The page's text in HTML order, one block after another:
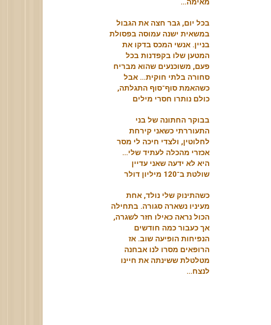
מאימה…
בכל יום, גבר חצה את הגבול
במשאית ישנה עמוסה בפסולת
בניין. אנשי המכס בדקו את
המטען שלו בקפדנות בכל
פעם, משוכנעים שהוא מבריח
סחורה בלתי חוקית… אבל
כשהאמת סוף־סוף התגלתה,
כולם נותרו חסרי מילים
בבוקר החתונה של בני
התעוררתי כשאני קירחת
לחלוטין, ולצדי חיכה לי מסר
אכזרי מהכלה לעתיד שלי…
היא לא ידעה שאני עדיין
שולטת ב־120 מיליון דולר
כשהתינוק שלי נולד, אחת
מעיניו נשארה סגורה. בתחילה
הכול נראה כאילו חזר לשגרה,
אך כעבור כמה חודשים
הנפיחות הופיעה שוב. אז
הרופאים מסרו לנו אבחנה
מטלטלת ששינתה את חיינו
לנצח…